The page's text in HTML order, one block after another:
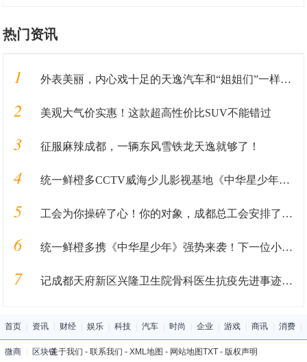
热门资讯
1 外表美丽，内心戏十足的天逸汽车和“姐姐们”一样，靠实力圈粉
2 美观大气价实惠！这款超高性价比SUV不能错过
3 征服麻辣成都，一辆东风雪铁龙天逸就够了！
4 统一鲜橙多CCTV威海少儿影视基地《中华星少年》火热报名中
5 工会为你操碎了心！你的对象，成都总工会安排了！！！
6 统一鲜橙多携《中华星少年》强势来袭！下一位小明星就是你！
7 记成都天府新区兴隆卫生院骨科医生抗疫先进事迹—刘浩
首页 资讯 财经 娱乐 科技 汽车 时尚 企业 游戏 商讯 消费
微商 区块链关于我们 - 联系我们 - XML地图 - 网站地图TXT- 版权声明